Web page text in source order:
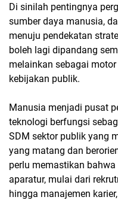
Di sinilah pentingnya
sumber daya manusia,
menuju pendekatan
boleh lagi dipandang
melainkan sebagai
kebijakan publik.
Manusia menjadi pusat
teknologi berfungsi
SDM sektor publik yang
yang matang dan
perlu memastikan
aparatur, mulai dari
hingga manajemen